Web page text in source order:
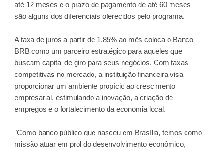
até 12 meses e o prazo de pagamento de até 60 meses
são alguns dos diferenciais oferecidos pelo programa.
A taxa de juros a partir de 1,85% ao mês coloca o Banco
BRB como um parceiro estratégico para aqueles que
buscam capital de giro para seus negócios. Com taxas
competitivas no mercado, a instituição financeira visa
proporcionar um ambiente propício ao crescimento
empresarial, estimulando a inovação, a criação de
empregos e o fortalecimento da economia local.
"Como banco público que nasceu em Brasília, temos como
missão atuar em prol do desenvolvimento econômico,